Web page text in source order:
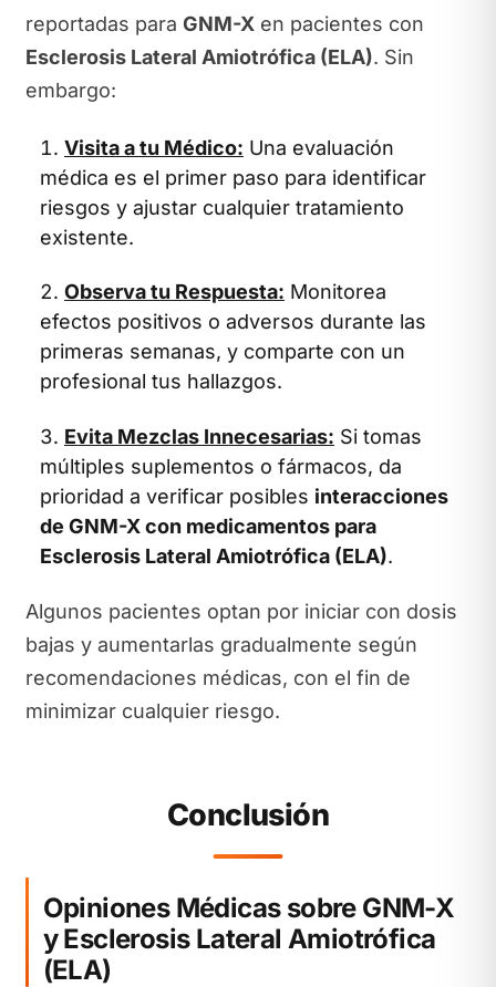
reportadas para GNM-X en pacientes con
Esclerosis Lateral Amiotrófica (ELA). Sin
embargo:
Visita a tu Médico: Una evaluación
médica es el primer paso para identificar
riesgos y ajustar cualquier tratamiento
existente.
Observa tu Respuesta: Monitorea
efectos positivos o adversos durante las
primeras semanas, y comparte con un
profesional tus hallazgos.
Evita Mezclas Innecesarias: Si tomas
múltiples suplementos o fármacos, da
prioridad a verificar posibles interacciones
de GNM-X con medicamentos para
Esclerosis Lateral Amiotrófica (ELA).
Algunos pacientes optan por iniciar con dosis
bajas y aumentarlas gradualmente según
recomendaciones médicas, con el fin de
minimizar cualquier riesgo.
Conclusión
Opiniones Médicas sobre GNM-X
y Esclerosis Lateral Amiotrófica
(ELA)